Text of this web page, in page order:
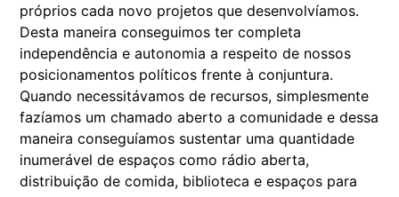
próprios cada novo projetos que desenvolvíamos.
Desta maneira conseguimos ter completa
independência e autonomia a respeito de nossos
posicionamentos políticos frente à conjuntura.
Quando necessitávamos de recursos, simplesmente
fazíamos um chamado aberto a comunidade e dessa
maneira conseguíamos sustentar uma quantidade
inumerável de espaços como rádio aberta,
distribuição de comida, biblioteca e espaços para